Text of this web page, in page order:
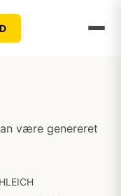
være genereret